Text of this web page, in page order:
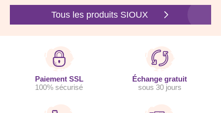
Tous les produits SIOUX
Paiement SSL
100% sécurisé
Échange gratuit
sous 30 jours